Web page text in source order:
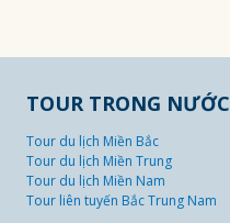
TOUR TRONG NƯỚC
Tour du lịch Miền Bắc
Tour du lịch Miền Trung
Tour du lịch Miền Nam
Tour liên tuyến Bắc Trung Nam